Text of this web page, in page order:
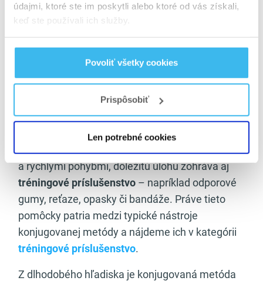
údajmi, ktoré ste im poskytli alebo ktoré od vás získali,
keď ste používali ich služby.
Povoliť všetky cookies
Prispôsobiť
Len potrebné cookies
Z pohľadu regenerácie a podpory výkonu je
konjugovaná metóda veľmi náročná na nervový
systém, a preto si vyžaduje kvalitnú výživu a
doplnky. V praxi sa často využívajú
urýchlenie regenerácie, ako aj predtréningové
prípravkyna podporu výkonu počas DE dní.
Keďže tento systém pracuje s vysokými váhami
a rýchlymi pohybmi, dôležitú úlohu zohráva aj
tréningové príslušenstvo – napríklad odporové
gumy, reťaze, opasky či bandáže. Práve tieto
pomôcky patria medzi typické nástroje
konjugovanej metódy a nájdeme ich v kategórii
tréningové príslušenstvo.
Z dlhodobého hľadiska je konjugovaná metóda